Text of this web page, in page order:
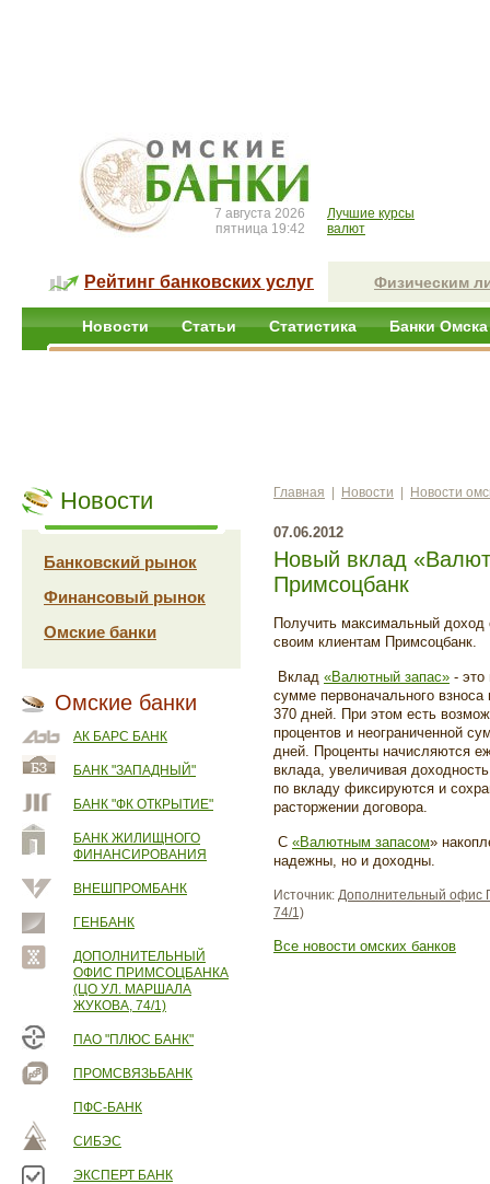
7 августа 2026
пятница 19:42
Лучшие курсы
валют
Рейтинг банковских услуг Физическим
Новости Статьи Статистика Банки Омска
Новости
Банковский рынок
Финансовый рынок
Омские банки
Омские банки
АК БАРС БАНК
БАНК "ЗАПАДНЫЙ"
БАНК "ФК ОТКРЫТИЕ"
БАНК ЖИЛИЩНОГО
ФИНАНСИРОВАНИЯ
ВНЕШПРОМБАНК
ГЕНБАНК
ДОПОЛНИТЕЛЬНЫЙ
ОФИС ПРИМСОЦБАНКА
(ЦО УЛ. МАРШАЛА
ЖУКОВА, 74/1)
ПАО "ПЛЮС БАНК"
ПРОМСВЯЗЬБАНК
ПФС-БАНК
СИБЭС
ЭКСПЕРТ БАНК
Главная Новости Новости
07.06.2012
Новый вклад
Примсоцбанк
Получить максимальный
своим клиентам Примсоцбанк.
Вклад «Валютный запас» - это
сумме первоначального
370 дней. При этом есть
процентов и неограниченной
дней. Проценты начисляются
вклада, увеличивая
по вкладу фиксируются и
расторжении договора.
С «Валютным запасом»
надежны, но и доходны.
Источник: Дополнительный офис
74/1)
Все новости омских банков